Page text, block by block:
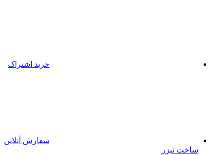
خرید اشتراک
سفارش آنلاین
ساخت تیزر